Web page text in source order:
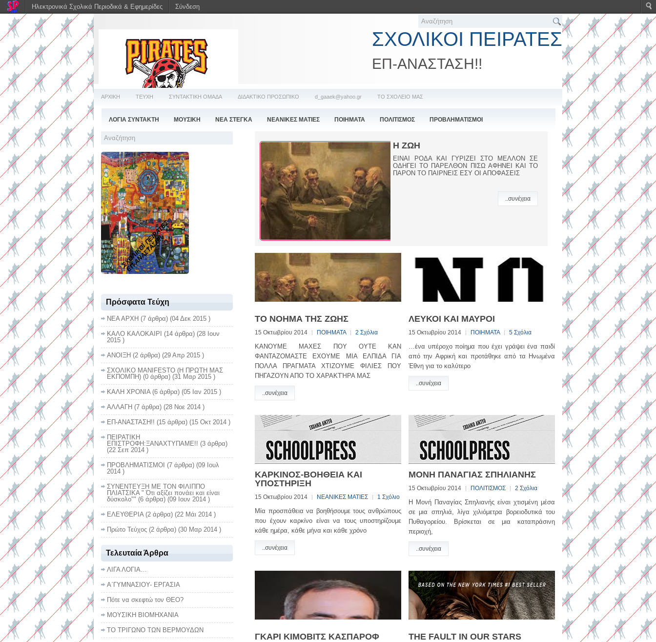
ΣΧΟΛΙΚΟΙ ΠΕΙΡΑΤΕΣ
ΕΠ-ΑΝΑΣΤΑΣΗ!!
ΑΡΧΙΚΗ ΤΕΥΧΗ ΣΥΝΤΑΚΤΙΚΗ ΟΜΑΔΑ ΔΙΔΑΚΤΙΚΟ ΠΡΟΣΩΠΙΚΟ d_gaaek@yahoo.gr ΤΟ ΣΧΟΛΕΙΟ ΜΑΣ
ΛΟΓΙΑ ΣΥΝΤΑΚΤΗ ΜΟΥΣΙΚΗ ΝΕΑ ΣΤΕΓΚΑ ΝΕΑΝΙΚΕΣ ΜΑΤΙΕΣ ΠΟΙΗΜΑΤΑ ΠΟΛΙΤΙΣΜΟΣ ΠΡΟΒΛΗΜΑΤΙΣΜΟΙ
Η ΖΩΗ
ΕΙΝΑΙ ΡΟΔΑ ΚΑΙ ΓΥΡΙΖΕΙ ΣΤΟ ΜΕΛΛΟΝ ΣΕ
ΟΔΗΓΕΙ ΤΟ ΠΑΡΕΛΘΟΝ ΠΙΣΩ ΑΦΗΝΕΙ ΚΑΙ ΤΟ
ΠΑΡΟΝ ΤΟ ΠΑΙΡΝΕΙΣ ΕΣΥ ΟΙ ΑΠΟΦΑΣΕΙΣ
..συνέχεια
ΤΟ ΝΟΗΜΑ ΤΗΣ ΖΩΗΣ
15 Οκτωβρίου 2014 ΠΟΙΗΜΑΤΑ 2 Σχόλια
ΚΑΝΟΥΜΕ ΜΑΧΕΣ ΠΟΥ ΟΥΤΕ ΚΑΝ
ΦΑΝΤΑΖΟΜΑΣΤΕ ΕΧΟΥΜΕ ΜΙΑ ΕΛΠΙΔΑ ΓΙΑ
ΠΟΛΛΑ ΠΡΑΓΜΑΤΑ ΧΤΙΖΟΥΜΕ ΦΙΛΙΕΣ ΠΟΥ
ΠΗΓΑΖΟΥΝ ΑΠΟ ΤΟ ΧΑΡΑΚΤΉΡΑ ΜΑΣ
..συνέχεια
ΛΕΥΚΟΙ ΚΑΙ ΜΑΥΡΟΙ
15 Οκτωβρίου 2014 ΠΟΙΗΜΑΤΑ 5 Σχόλια
…ένα υπέροχο ποίημα που έχει γράψει ένα παιδί
από την Αφρική και προτάθηκε από τα Ηνωμένα
Έθνη για το καλύτερο
..συνέχεια
ΚΑΡΚΙΝΟΣ-ΒΟΗΘΕΙΑ ΚΑΙ
ΥΠΟΣΤΗΡΙΞΗ
15 Οκτωβρίου 2014 ΝΕΑΝΙΚΕΣ ΜΑΤΙΕΣ 1 Σχόλιο
Μία προσπάθεια να βοηθήσουμε τους ανθρώπους
που έχουν καρκίνο είναι να τους υποστηρίζουμε
κάθε ημέρα, κάθε μήνα και κάθε χρόνο
..συνέχεια
ΜΟΝΗ ΠΑΝΑΓΙΑΣ ΣΠΗΛΙΑΝΗΣ
15 Οκτωβρίου 2014 ΠΟΛΙΤΙΣΜΟΣ 2 Σχόλια
Η Μονή Παναγίας Σπηλιανής είναι χτισμένη μέσα
σε μια σπηλιά, λίγα χιλιόμετρα βορειοδυτικά του
Πυθαγορείου. Βρίσκεται σε μια καταπράσινη
περιοχή,
..συνέχεια
ΓΚΑΡΙ ΚΙΜΟΒΙΤΣ ΚΑΣΠΑΡΟΦ THE FAULT IN OUR STARS
ΣΧΟΛΙΚΟΙ ΠΕΙΡΑΤΕΣ
ΕΠ-ΑΝΑΣΤΑΣΗ!!
Πρόσφατα Τεύχη
ΝΕΑ ΑΡΧΗ (7 άρθρα) (04 Δεκ 2015 )
ΚΑΛΟ ΚΑΛΟΚΑΙΡΙ (14 άρθρα) (28 Ιουν
2015 )
ΑΝΟΙΞΗ (2 άρθρα) (29 Απρ 2015 )
ΣΧΟΛΙΚΟ MANIFESTO (Η ΠΡΩΤΗ ΜΑΣ
ΕΚΠΟΜΠΗ) (0 άρθρα) (31 Μαρ 2015 )
ΚΑΛΗ ΧΡΟΝΙΑ(6 άρθρα) (05 Ιαν 2015 )
ΑΛΛΑΓΗ (7 άρθρα) (28 Νοε 2014 )
ΕΠ-ΑΝΑΣΤΑΣΗ!! (15 άρθρα) (15 Οκτ 2014 )
ΠΕΙΡΑΤΙΚΗ
ΕΠΙΣΤΡΟΦΗ:ΞΑΝΑΧΤΥΠΑΜΕ!! (3 άρθρα)
(22 Σεπ 2014 )
ΠΡΟΒΛΗΜΑΤΙΣΜΟΙ (7 άρθρα) (09 Ιουλ
2014 )
ΣΥΝΕΝΤΕΥΞΗ ΜΕ ΤΟΝ ΦΙΛΙΠΠΟ
ΠΛΙΑΤΣΙΚΑ " Ότι αξίζει πονάει και είναι
δύσκολο"" (6 άρθρα) (09 Ιουν 2014 )
ΕΛΕΥΘΕΡΙΑ(2 άρθρα) (22 Μάι 2014 )
Πρώτο Τεύχος (2 άρθρα) (30 Μαρ 2014 )
Τελευταία Άρθρα
ΛΙΓΑ ΛΟΓΙΑ…
Α΄ΓΥΜΝΑΣΙΟΥ- ΕΡΓΑΣΙΑ
Πότε να σκεφτώ τον ΘΕΟ?
ΜΟΥΣΙΚΗ ΒΙΟΜΗΧΑΝΙΑ
ΤΟ ΤΡΙΓΩΝΟ ΤΩΝ ΒΕΡΜΟΥΔΩΝ
Ηλεκτρονικά Σχολικά Περιοδικά & Εφημερίδες Σύνδεση